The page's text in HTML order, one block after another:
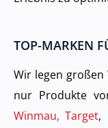
TOP-MARKEN
Wir legen
nur Produkte
Winmau, Target,